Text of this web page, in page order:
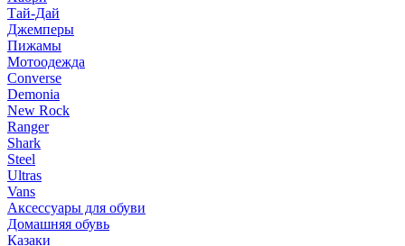
Тай-Дай
Джемперы
Пижамы
Мотоодежда
Converse
Demonia
New Rock
Ranger
Shark
Steel
Ultras
Vans
Аксессуары для обуви
Домашняя обувь
Казаки